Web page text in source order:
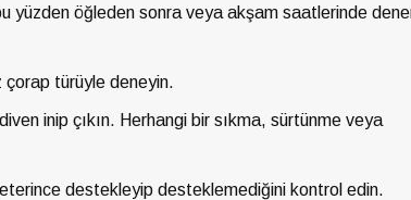
yüzden öğleden sonra veya akşam saatlerinde
çorap türüyle deneyin.
inip çıkın. Herhangi bir sıkma, sürtünme veya
destekleyip desteklemediğini kontrol edin.